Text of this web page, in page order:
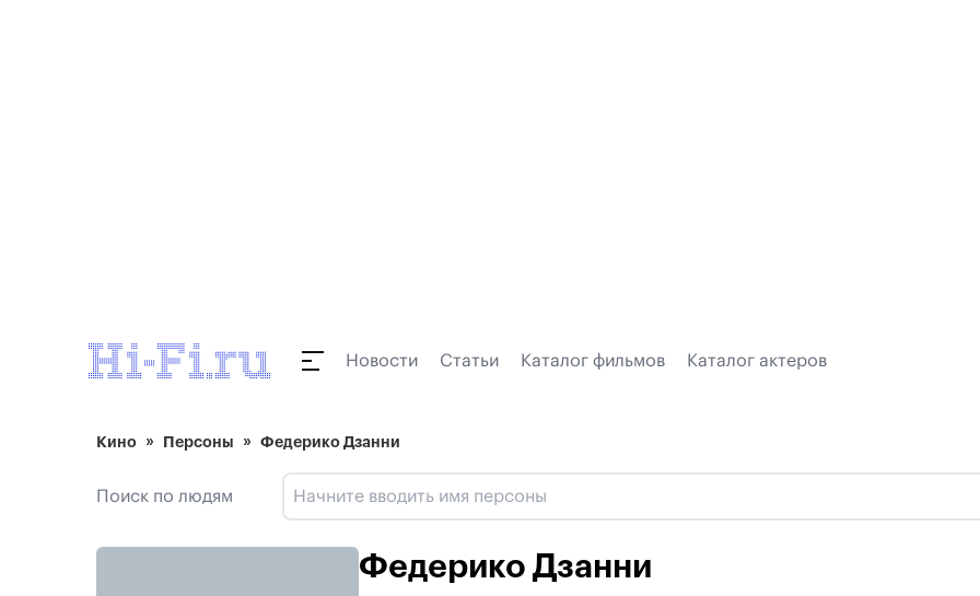
Новости Статьи Каталог фильмов Каталог актеров
Кино Персоны Федерико Дзанни
Поиск по людям
Федерико Дзанни